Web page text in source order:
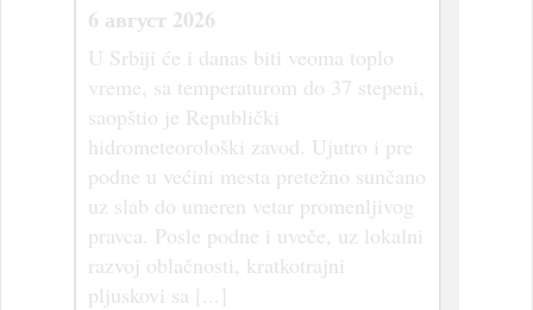
6 август 2026
U Srbiji će i danas biti veoma toplo
vreme, sa temperaturom do 37 stepeni,
saopštio je Republički
hidrometeorološki zavod. Ujutro i pre
podne u većini mesta pretežno sunčano
uz slab do umeren vetar promenljivog
pravca. Posle podne i uveče, uz lokalni
razvoj oblačnosti, kratkotrajni
pljuskovi sa [...]